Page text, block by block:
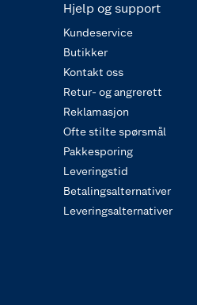
Hjelp og support
Kundeservice
Butikker
Kontakt oss
Retur- og angrerett
Reklamasjon
Ofte stilte spørsmål
Pakkesporing
Leveringstid
Betalingsalternativer
Leveringsalternativer